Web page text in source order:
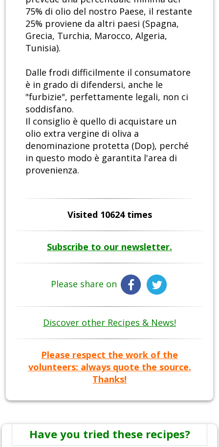
75% di olio del nostro Paese, il restante
25% proviene da altri paesi (Spagna,
Grecia, Turchia, Marocco, Algeria,
Tunisia).
Dalle frodi difficilmente il consumatore
è in grado di difendersi, anche le
"furbizie", perfettamente legali, non ci
soddisfano.
Il consiglio è quello di acquistare un
olio extra vergine di oliva a
denominazione protetta (Dop), perché
in questo modo è garantita l'area di
provenienza.
Visited 10624 times
Subscribe to our newsletter.
Please share on
Discover other Recipes & News!
Please respect the work of the
volunteers: always quote the source.
Thanks!
Have you tried these recipes?